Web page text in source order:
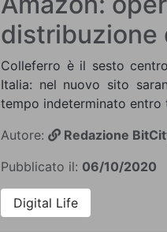
distribuzione
Colleferro è il sesto
Italia: nel nuovo sito
tempo indeterminato entro
Autore:
Redazione
Pubblicato il: 06/10/2020
Digital Life